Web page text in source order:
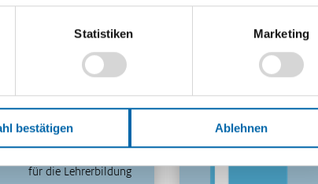
Statistiken Marketing
Ablehnen
bestätigen
Sie unser
für die Lehrerbildung